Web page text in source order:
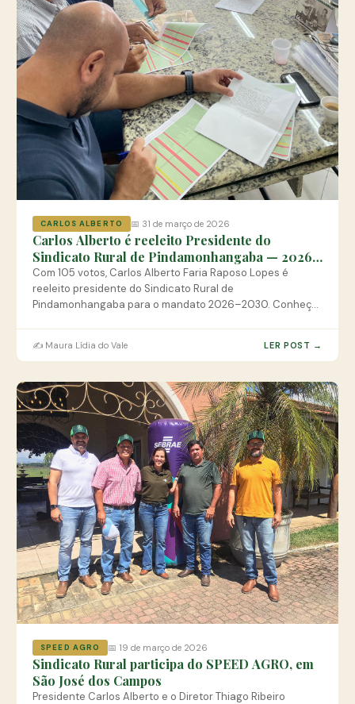
CARLOS ALBERTO 📅 31 de março de 2026
Carlos Alberto é reeleito Presidente do
Sindicato Rural de Pindamonhangaba — 2026–
2030
Com 105 votos, Carlos Alberto Faria Raposo Lopes é
reeleito presidente do Sindicato Rural de
Pindamonhangaba para o mandato 2026–2030. Conheça
✍️ Maura Lídia do Vale LER POST →
SPEED AGRO 📅 19 de março de 2026
Sindicato Rural participa do SPEED AGRO, em
São José dos Campos
Presidente Carlos Alberto e o Diretor Thiago Ribeiro